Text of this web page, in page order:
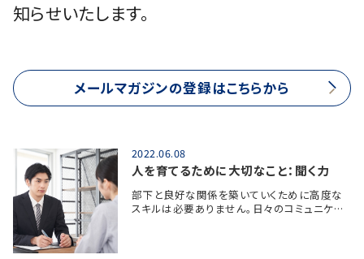
知らせいたします。
メールマガジンの登録はこちらから
2022.06.08
人を育てるために大切なこと：聞く力
部下と良好な関係を築いていくために高度な
スキルは必要ありません。日々のコミュニケ…